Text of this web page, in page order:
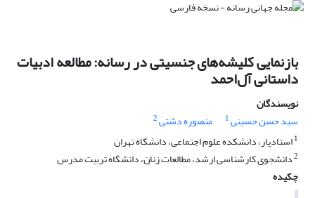
بازنمایی کلیشه‌های جنسیتی در رسانه: مطالعه ادبیات
داستانی آل‌احمد
نویسندگان
سید حسن حسینی1 منصوره دشتی2
1استادیار، دانشکده علوم اجتماعی، دانشگاه تهران
2دانشجوی کارشناسی ارشد، مطالعات زنان، دانشگاه تربیت مدرس
چکیده